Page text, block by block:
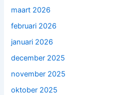
maart 2026
februari 2026
januari 2026
december 2025
november 2025
oktober 2025